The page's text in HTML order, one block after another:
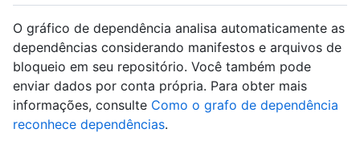
O gráfico de dependência analisa automaticamente as
dependências considerando manifestos e arquivos de
bloqueio em seu repositório. Você também pode
enviar dados por conta própria. Para obter mais
informações, consulte Como o grafo de dependência
reconhece dependências.